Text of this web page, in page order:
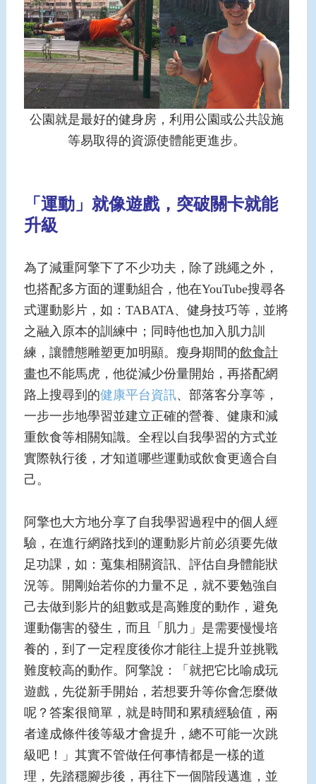
公園就是最好的健身房，利用公園或公共設施
等易取得的資源使體能更進步。
「運動」就像遊戲，突破關卡就能
升級
為了減重阿擎下了不少功夫，除了跳繩之外，
也搭配多方面的運動組合，他在YouTube搜尋各
式運動影片，如：TABATA、健身技巧等，並將
之融入原本的訓練中；同時他也加入肌力訓
練，讓體態雕塑更加明顯。瘦身期間的飲食計
畫也不能馬虎，他從減少份量開始，再搭配網
路上搜尋到的健康平台資訊、部落客分享等，
一步一步地學習並建立正確的營養、健康和減
重飲食等相關知識。全程以自我學習的方式並
實際執行後，才知道哪些運動或飲食更適合自
己。
阿擎也大方地分享了自我學習過程中的個人經
驗，在進行網路找到的運動影片前必須要先做
足功課，如：蒐集相關資訊、評估自身體能狀
況等。開剛始若你的力量不足，就不要勉強自
己去做到影片的組數或是高難度的動作，避免
運動傷害的發生，而且「肌力」是需要慢慢培
養的，到了一定程度後你才能往上提升並挑戰
難度較高的動作。阿擎說：「就把它比喻成玩
遊戲，先從新手開始，若想要升等你會怎麼做
呢？答案很簡單，就是時間和累積經驗值，兩
者達成條件後等級才會提升，總不可能一次跳
級吧！」其實不管做任何事情都是一樣的道
理，先踏穩腳步後，再往下一個階段邁進，並